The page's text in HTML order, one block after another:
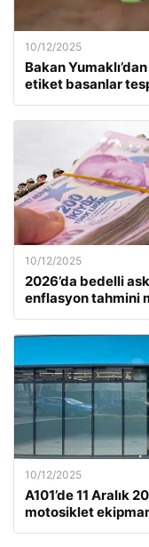
10/12/2025
Bakan
etiket basanlar
10/12/2025
2026’da bedelli
enflasyon tahmini
10/12/2025
A101’de 11 Aralık
motosiklet